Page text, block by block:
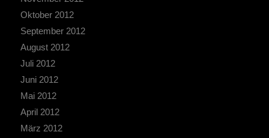
Oktober 2012
September 2012
August 2012
Juli 2012
Juni 2012
Mai 2012
April 2012
März 2012